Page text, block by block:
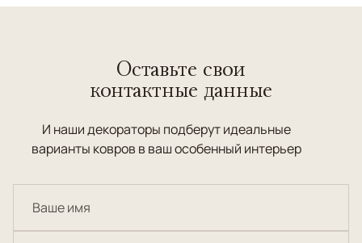
Оставьте свои
контактные данные
И наши декораторы подберут идеальные
варианты ковров в ваш особенный интерьер